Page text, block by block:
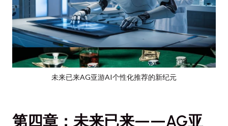
未来已来AG亚游AI个性化推荐的新纪元
第四章：未来已来——AG亚